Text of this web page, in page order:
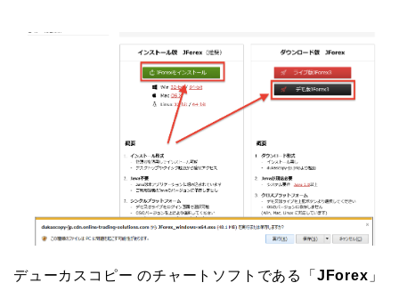
デューカスコピー のチャートソフトである「 JForex 」